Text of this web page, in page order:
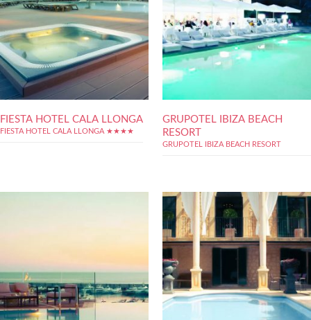
FIESTA HOTEL CALA LLONGA
FIESTA HOTEL CALA LLONGA ★★★★
GRUPOTEL IBIZA BEACH
RESORT
GRUPOTEL IBIZA BEACH RESORT